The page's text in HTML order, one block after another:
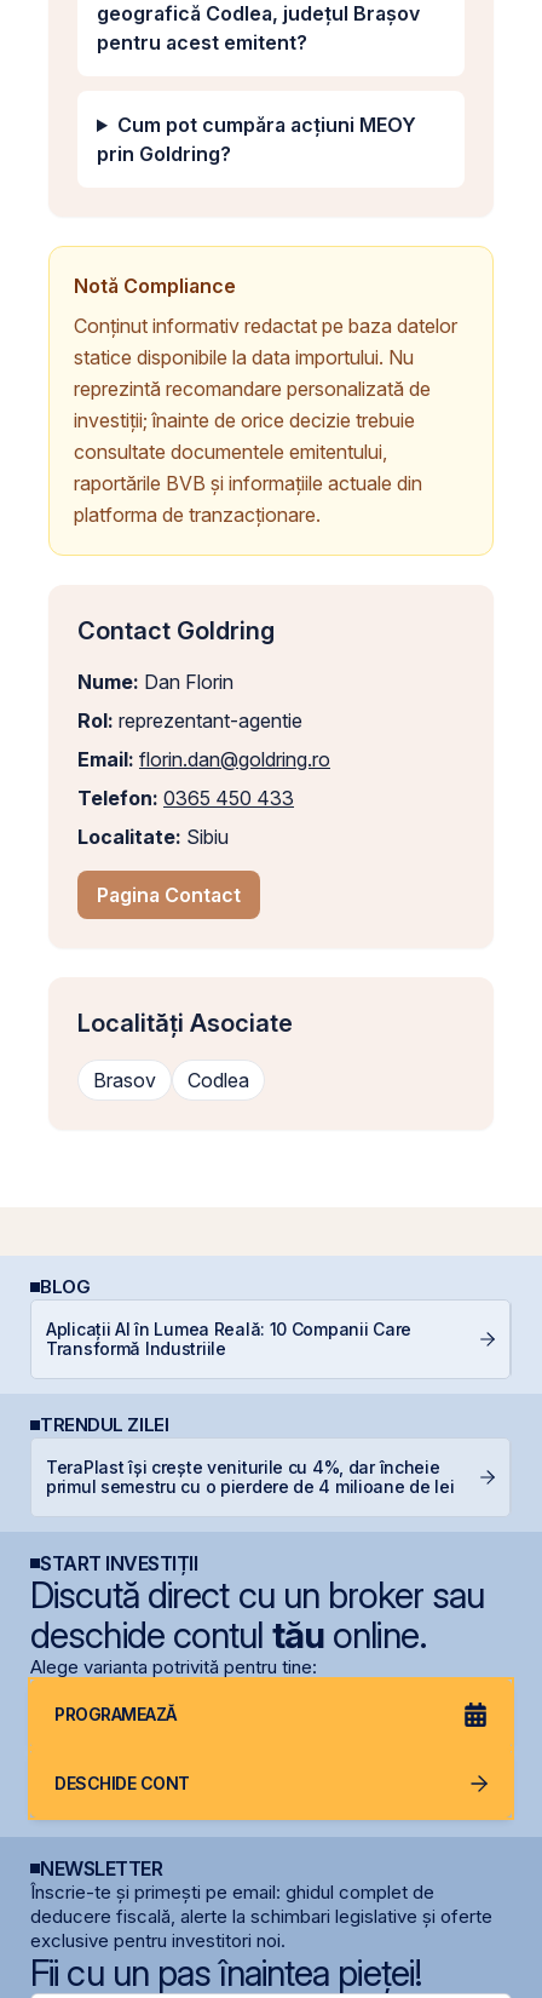
geografică Codlea, județul Brașov
pentru acest emitent?
Cum pot cumpăra acțiuni MEOY
prin Goldring?
Notă Compliance
Conținut informativ redactat pe baza datelor
statice disponibile la data importului. Nu
reprezintă recomandare personalizată de
investiții; înainte de orice decizie trebuie
consultate documentele emitentului,
raportările BVB și informațiile actuale din
platforma de tranzacționare.
Contact Goldring
Nume: Dan Florin
Rol: reprezentant-agentie
Email: florin.dan@goldring.ro
Telefon: 0365 450 433
Localitate: Sibiu
Pagina Contact
Localități Asociate
Brasov Codlea
BLOG
Aplicații AI în Lumea Reală: 10 Companii Care
Transformă Industriile
TRENDUL ZILEI
TeraPlast își crește veniturile cu 4%, dar încheie
primul semestru cu o pierdere de 4 milioane de lei
START INVESTIȚII
Discută direct cu un broker sau
deschide contul tăuonline.
Alege varianta potrivită pentru tine:
PROGRAMEAZĂ
DESCHIDE CONT
NEWSLETTER
Înscrie-te și primești pe email: ghidul complet de
deducere fiscală, alerte la schimbari legislative și oferte
exclusive pentru investitori noi.
Fii cu un pas înaintea pieței!